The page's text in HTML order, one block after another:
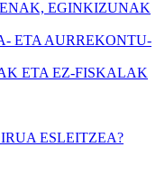
EGINKIZUNAK
ETA AURREKONTU-
ETA EZ-FISKALAK
ESLEITZEA?